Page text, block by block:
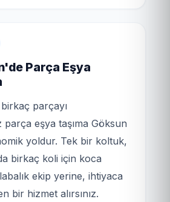
Parça Eşya
parçayı
parça eşya taşıma Göksun
yoldur. Tek bir koltuk,
birkaç koli için koca
ekip yerine, ihtiyaca
bir hizmet alırsınız.